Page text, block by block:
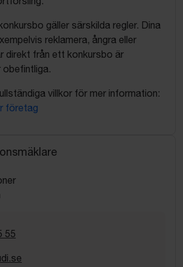
gäller särskilda regler. Dina
reklamera, ångra eller
direkt från ett konkursbo är
obefintliga.
villkor för mer information:
företag
55